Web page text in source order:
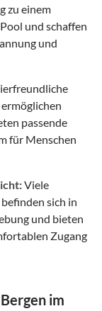
zu einem
und schaffen
und
passende
für Menschen
Viele
sich in
und bieten
Zugang
im